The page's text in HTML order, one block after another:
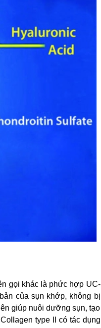
gọi khác là phức hợp UC-
của sụn khớp, không bị
giúp nuôi dưỡng sụn, tạo
type II có tác dụng